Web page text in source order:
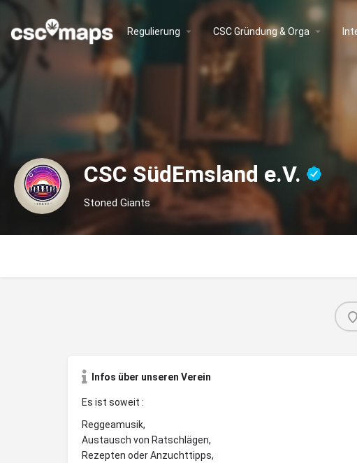
Regulierung CSC Gründung & Orga
CSC SüdEmsland e.V.
Stoned Giants
Infos über unseren Verein
Es ist soweit :
Reggeamusik,
Austausch von Ratschlägen,
Rezepten oder Anzuchttipps,